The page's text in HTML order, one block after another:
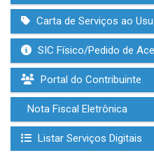
Carta de Serviços ao
SIC Físico/Pedido de
Portal do Contribuinte
Nota Fiscal Eletrônica
Listar Serviços Digitais